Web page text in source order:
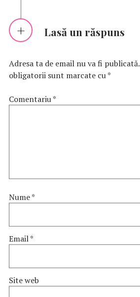
Lasă un răspuns
Adresa ta de email nu va fi publicată.
obligatorii sunt marcate cu*
Comentariu*
Nume*
Email*
Site web